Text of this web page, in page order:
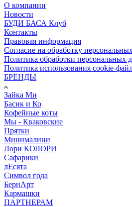
О компании
Новости
БУДИ БАСА Клуб
Контакты
Правовая информация
Согласие на обработку
Политика обработки персональных
Политика использования cookie-
БРЕНДЫ
Зайка Ми
Басик и Ко
Кофейные коты
Мы - Кваковские
Прятки
Минималини
Лори КОЛОРИ
Сафарики
лЕсята
Символ года
БернАрт
Кармашки
ПАРТНЕРАМ